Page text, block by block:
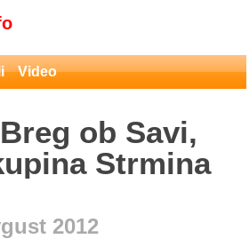
Video
ob Savi,
Strmina
2012